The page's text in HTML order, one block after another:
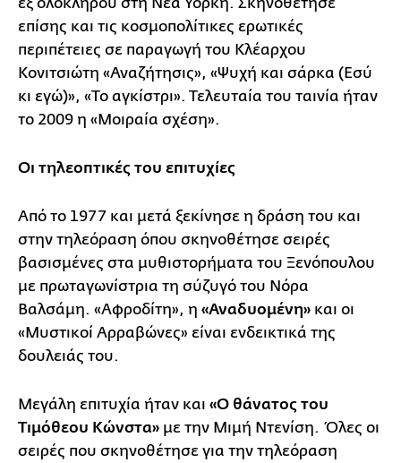
εξ ολοκλήρου στη Νέα Υόρκη. Σκηνοθέτησε
επίσης και τις κοσμοπολίτικες ερωτικές
περιπέτειες σε παραγωγή του Κλέαρχου
Κονιτσιώτη «Αναζήτησις», «Ψυχή και σάρκα (Εσύ
κι εγώ)», «Το αγκίστρι». Τελευταία του ταινία ήταν
το 2009 η «Μοιραία σχέση».
Οι τηλεοπτικές του επιτυχίες
Από το 1977 και μετά ξεκίνησε η δράση του και
στην τηλεόραση όπου σκηνοθέτησε σειρές
βασισμένες στα μυθιστορήματα του Ξενόπουλου
με πρωταγωνίστρια τη σύζυγό του Νόρα
Βαλσάμη. «Αφροδίτη», η «Αναδυομένη» και οι
«Μυστικοί Αρραβώνες» είναι ενδεικτικά της
δουλειάς του.
Μεγάλη επιτυχία ήταν και «Ο θάνατος του
Τιμόθεου Κώνστα» με την Μιμή Ντενίση. Όλες οι
σειρές που σκηνοθέτησε για την τηλεόραση